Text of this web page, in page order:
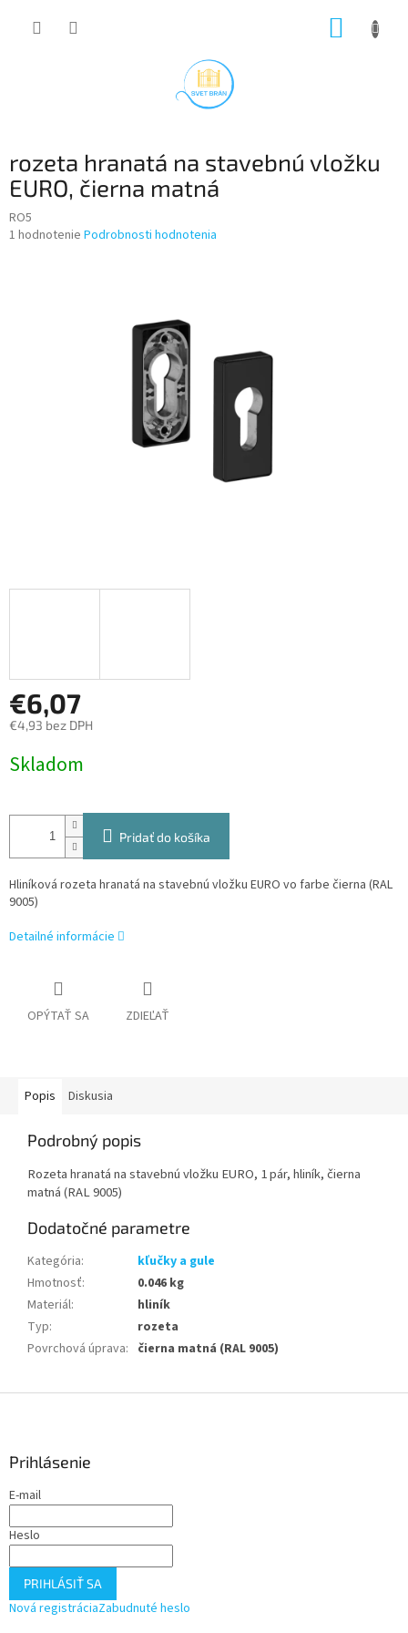
rozeta hranatá na stavebnú vložku
EURO, čierna matná
RO5
Priemerné
1 hodnotenie Podrobnosti hodnotenia
€6,07
€4,93 bez DPH
cena:
Skladom
Pridať do košíka
Hliníková rozeta hranatá na stavebnú vložku EURO vo farbe čierna (RAL
9005)
Detailné informácie
OPÝTAŤ SA ZDIEĽAŤ
Popis Diskusia
Podrobný popis
Rozeta hranatá na stavebnú vložku EURO, 1 pár, hliník, čierna
matná (RAL 9005)
Dodatočné parametre
Kategória:
kľučky a gule
Hmotnosť:
0.046 kg
Materiál:
hliník
Typ:
rozeta
Povrchová úprava: čierna matná (RAL 9005)
Prihlásenie
E-mail
Heslo
PRIHLÁSIŤ SA
Nová registráciaZabudnuté heslo